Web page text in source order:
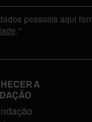
pessoais aqui
.*
A